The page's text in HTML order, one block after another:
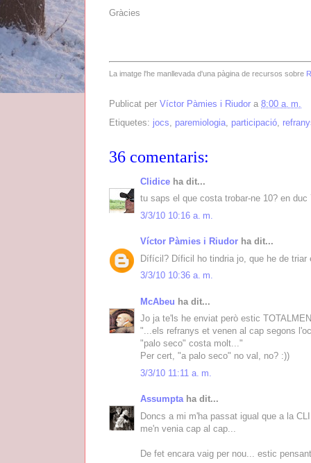
Gràcies
La imatge l'he manllevada d'una pàgina de recursos sobre
Publicat per Víctor Pàmies i Riudor a 8:00 a. m.
Etiquetes: jocs paremiologia participació
36 comentaris:
Clidice ha dit...
tu saps el que costa trobar-ne 10? en
3/3/10 10:16 a. m.
Víctor Pàmies i Riudor ha dit...
Dífícil? Díficil ho tindria jo, que he de triar
3/3/10 10:36 a. m.
McAbeu ha dit...
Jo ja te'ls he enviat però estic
"...els refranys et venen al cap segons
"palo seco" costa molt..."
Per cert, "a palo seco" no val, no? :))
3/3/10 11:11 a. m.
Assumptaha dit...
Doncs a mi m'ha passat igual que a la
me'n venia cap al cap...
De fet encara vaig per nou... estic